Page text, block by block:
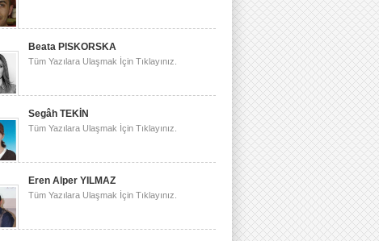
Beata PISKORSKA
Tüm Yazılara Ulaşmak İçin Tıklayınız.
Segâh TEKİN
Tüm Yazılara Ulaşmak İçin Tıklayınız.
Eren Alper YILMAZ
Tüm Yazılara Ulaşmak İçin Tıklayınız.